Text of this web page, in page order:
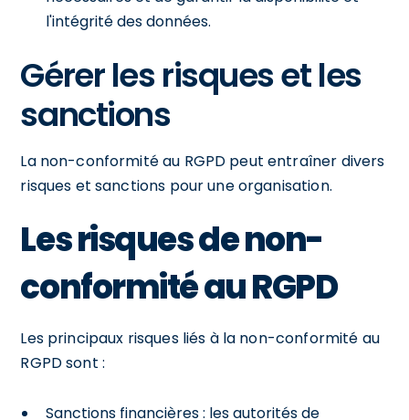
l'intégrité des données.
Gérer les risques et les
sanctions
La non-conformité au RGPD peut entraîner divers
risques et sanctions pour une organisation.
Les risques de non-
conformité au RGPD
Les principaux risques liés à la non-conformité au
RGPD sont :
Sanctions financières : les autorités de